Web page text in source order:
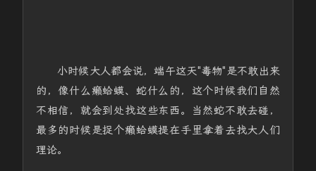
小时候大人都会说，端午这天"毒物"是不敢出来
的，像什么癞蛤蟆、蛇什么的，这个时候我们自然
不相信，就会到处找这些东西。当然蛇不敢去碰，
最多的时候是捉个癞蛤蟆提在手里拿着去找大人们
理论。